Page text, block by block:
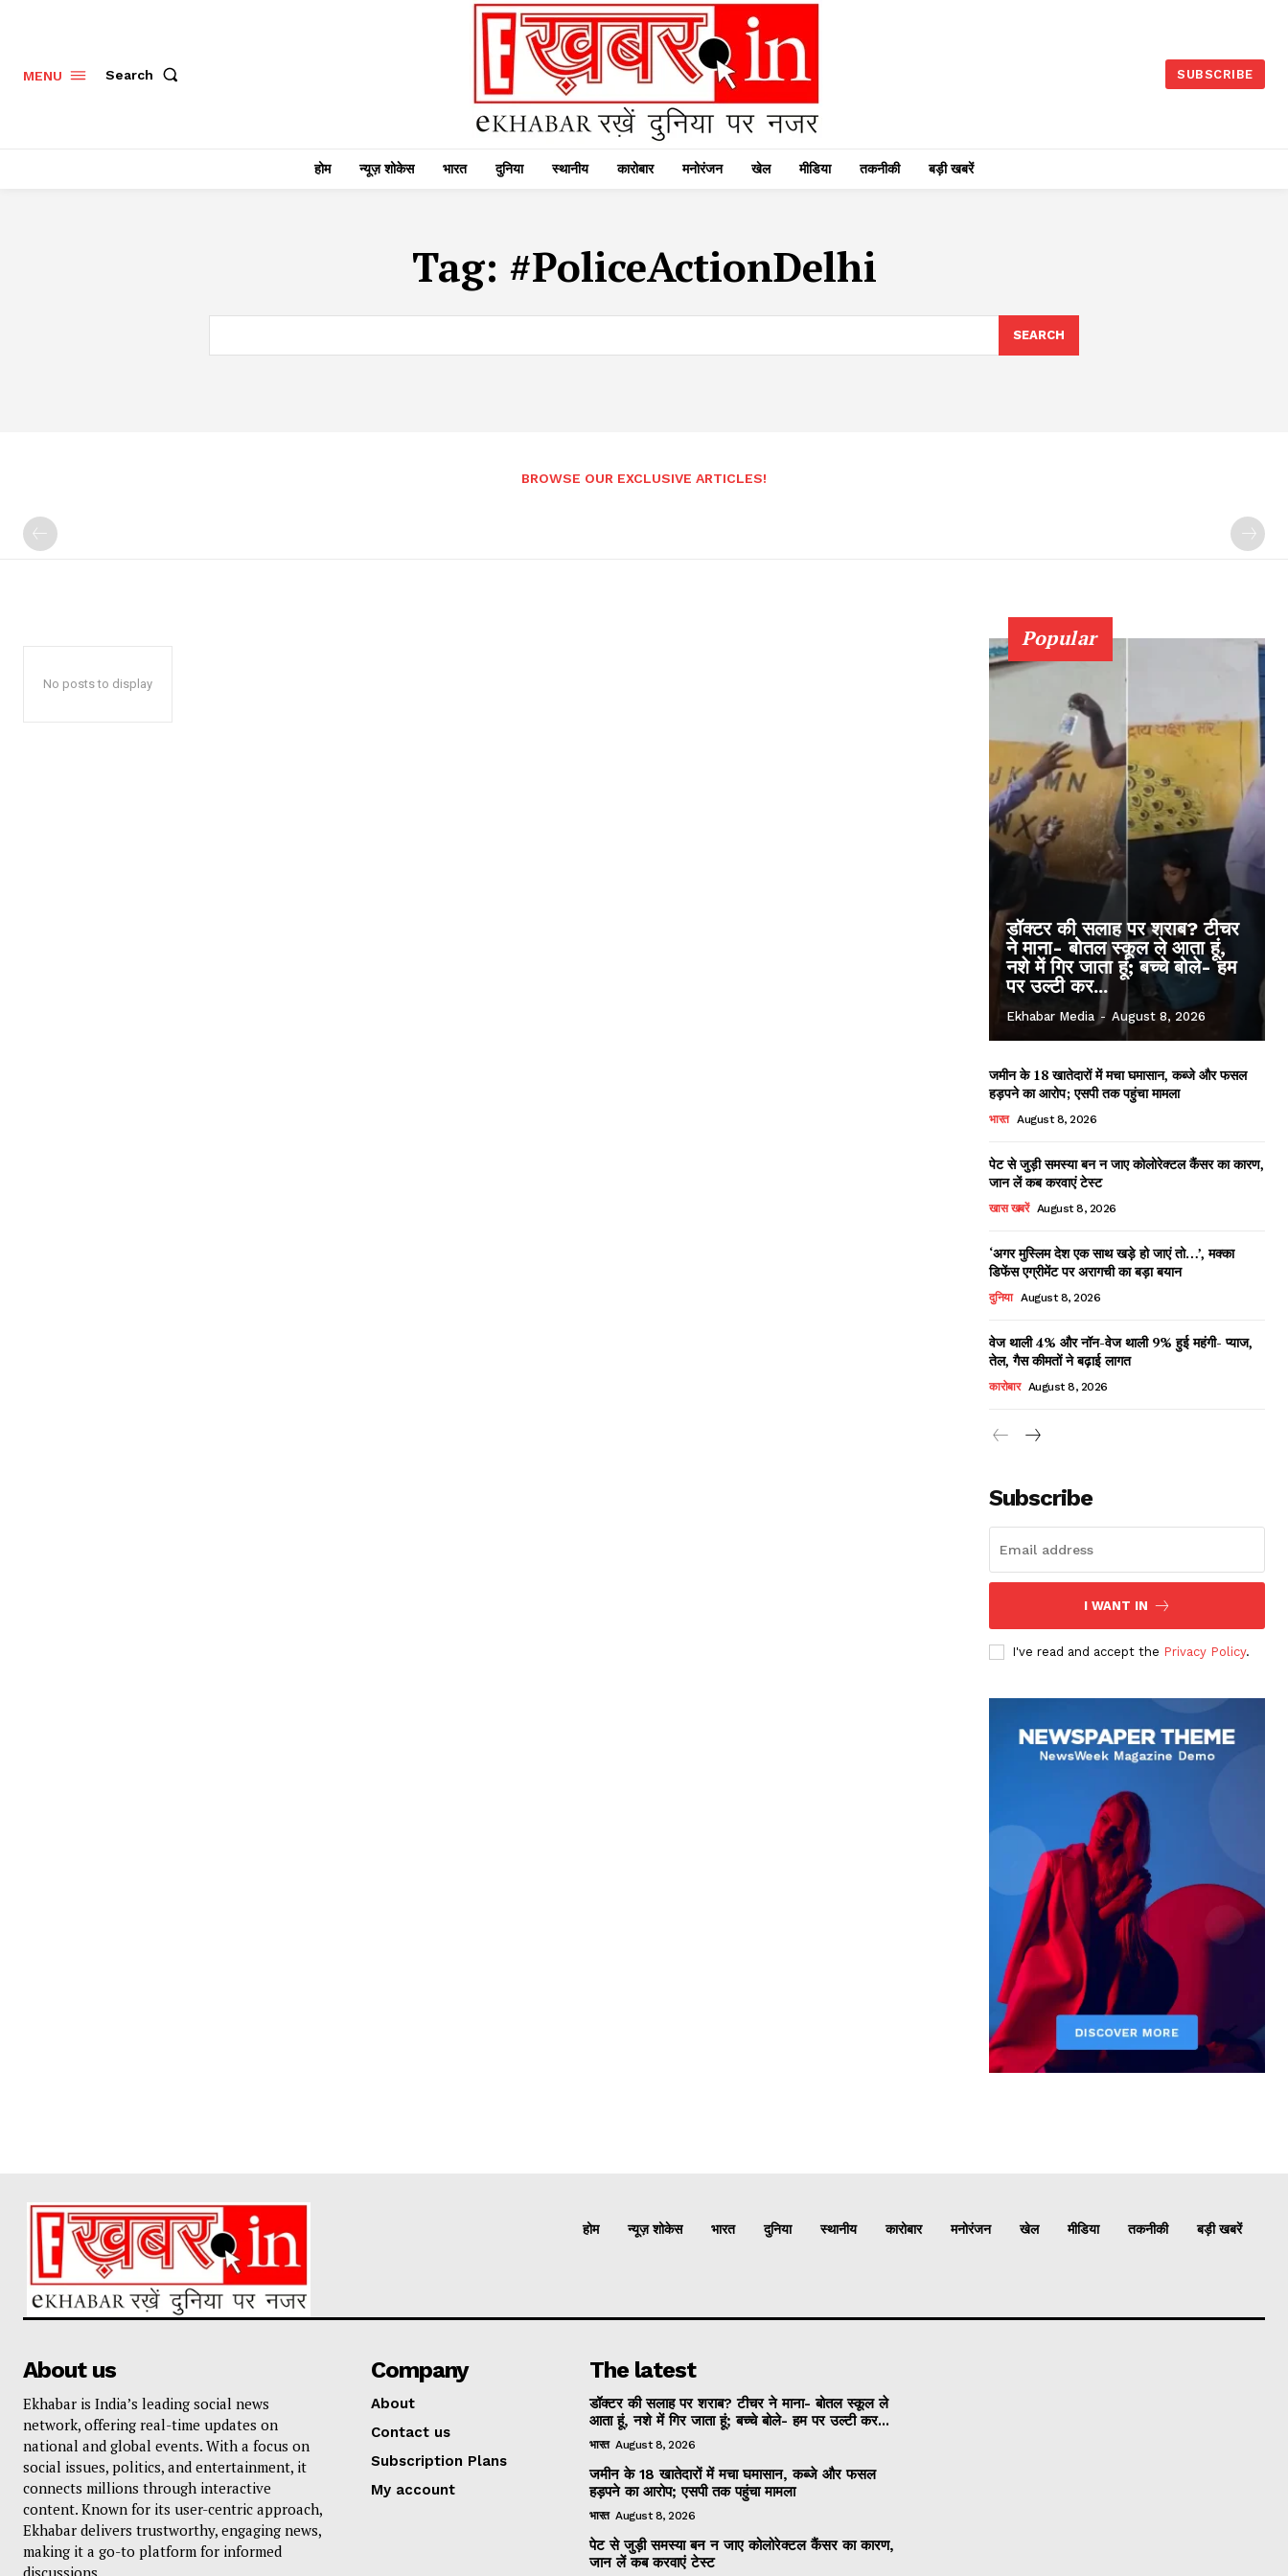
MENU Search SUBSCRIBE
होम न्यूज़ शोकेस भारत दुनिया स्थानीय कारोबार मनोरंजन खेल मीडिया तकनीकी बड़ी खबरें
Tag: #PoliceActionDelhi
SEARCH
BROWSE OUR EXCLUSIVE ARTICLES!
No posts to display
Popular
डॉक्टर की सलाह पर शराब? टीचर
ने माना- बोतल स्कूल ले आता हूं,
नशे में गिर जाता हूं; बच्चे बोले- हम
पर उल्टी कर...
Ekhabar Media - August 8, 2026
जमीन के 18 खातेदारों में मचा घमासान, कब्जे और फसल
हड़पने का आरोप; एसपी तक पहुंचा मामला
भारत August 8, 2026
पेट से जुड़ी समस्या बन न जाए कोलोरेक्टल कैंसर का कारण,
जान लें कब करवाएं टेस्ट
खास खबरें August 8, 2026
‘अगर मुस्लिम देश एक साथ खड़े हो जाएं तो…’, मक्का
डिफेंस एग्रीमेंट पर अरागची का बड़ा बयान
दुनिया August 8, 2026
वेज थाली 4% और नॉन-वेज थाली 9% हुई महंगी- प्याज,
तेल, गैस कीमतों ने बढ़ाई लागत
कारोबार August 8, 2026
Subscribe
I WANT IN
I've read and accept the Privacy Policy.
होम न्यूज़ शोकेस भारत दुनिया स्थानीय कारोबार मनोरंजन खेल मीडिया तकनीकी बड़ी खबरें
About us
Ekhabar is India’s leading social news
network, offering real-time updates on
national and global events. With a focus on
social issues, politics, and entertainment, it
connects millions through interactive
content. Known for its user-centric approach,
Ekhabar delivers trustworthy, engaging news,
making it a go-to platform for informed
Company
About
Contact us
Subscription Plans
My account
The latest
डॉक्टर की सलाह पर शराब? टीचर ने माना- बोतल स्कूल ले
आता हूं, नशे में गिर जाता हूं; बच्चे बोले- हम पर उल्टी कर...
भारत August 8, 2026
जमीन के 18 खातेदारों में मचा घमासान, कब्जे और फसल
हड़पने का आरोप; एसपी तक पहुंचा मामला
भारत August 8, 2026
पेट से जुड़ी समस्या बन न जाए कोलोरेक्टल कैंसर का कारण,
जान लें कब करवाएं टेस्ट